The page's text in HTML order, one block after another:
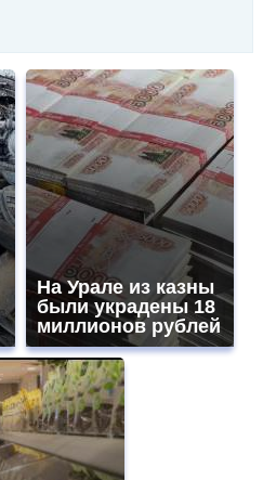
На Урале из казны
были украдены 18
миллионов рублей